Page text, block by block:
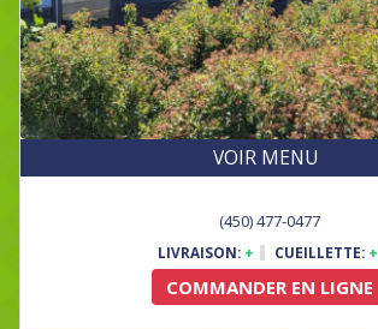
VOIR MENU
(450) 477-0477
LIVRAISON: + CUEILLETTE: +
COMMANDER EN LIGNE